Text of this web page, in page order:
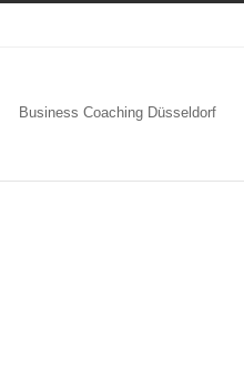
Business Coaching Düsseldorf